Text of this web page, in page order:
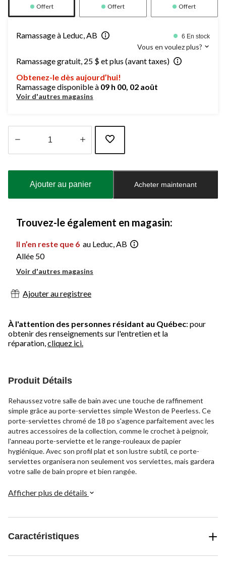
Offert Offert Offert
Ramassage à Leduc, AB 6 En stock
Vous en voulez plus?
Ramassage gratuit, 25 $ et plus (avant taxes)
Obtenez-le dès aujourd’hui!
Ramassage disponible à 09 h 00, 02 août
Voir d'autres magasins
à
Ajouter au panier Acheter maintenant
Trouvez-le également en magasin:
Il n’en reste que 6 au Leduc, AB
Allée 50
Voir d'autres magasins
Ajouter au registree
À l'attention des personnes résidant au Québec: pour
obtenir des renseignements sur l'entretien et la
réparation,cliquez ici.
Produit Détails
Rehaussez votre salle de bain avec une touche de raffinement
simple grâce au porte-serviettes simple Weston de Peerless. Ce
porte-serviettes chromé de 18 po s'agence parfaitement avec les
autres accessoires de la collection, comme le crochet à peignoir,
l'anneau porte-serviette et le range-rouleaux de papier
hygiénique. Avec son profil plat et son lustre subtil, ce porte-
serviettes organisera non seulement vos serviettes, mais gardera
votre salle de bain propre et bien rangée.
Afficher plus de détails
Caractéristiques